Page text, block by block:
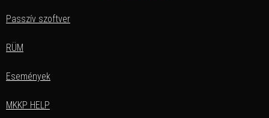
Passzív szoftver
RÜM
Események
MKKP HELP